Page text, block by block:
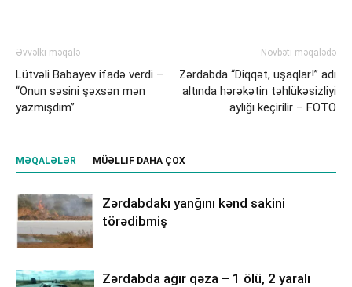
Əvvəlki məqalə
Lütvəli Babayev ifadə verdi –
“Onun səsini şəxsən mən
yazmışdım”
Növbəti məqalədə
Zərdabda “Diqqət, uşaqlar!” adı
altında hərəkətin təhlükəsizliyi
aylığı keçirilir – FOTO
MƏQALƏLƏR MÜƏLLIF DAHA ÇOX
Zərdabdakı yanğını kənd sakini
törədibmiş
Zərdabda ağır qəza – 1 ölü, 2 yaralı